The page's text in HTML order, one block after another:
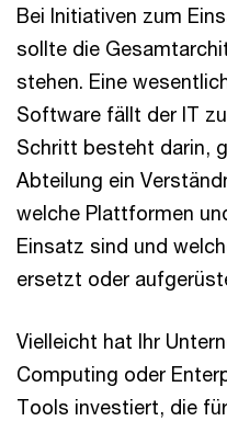
Bei Initiativen zum
sollte die
stehen. Eine
Software fällt der IT
Schritt besteht darin,
Abteilung ein
welche Plattformen
Einsatz sind und
ersetzt oder
Vielleicht hat Ihr
Computing oder
Tools investiert, die